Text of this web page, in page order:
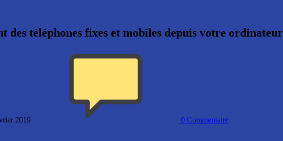
des téléphones fixes et mobiles depuis votre ordinateur
2019 0 Commentaire